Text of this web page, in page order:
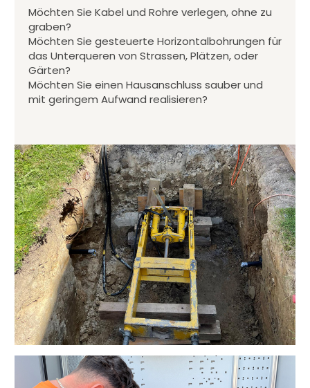
Möchten Sie Kabel und Rohre verlegen, ohne zu
graben?
Möchten Sie gesteuerte Horizontalbohrungen für
das Unterqueren von Strassen, Plätzen, oder
Gärten?
Möchten Sie einen Hausanschluss sauber und
mit geringem Aufwand realisieren?